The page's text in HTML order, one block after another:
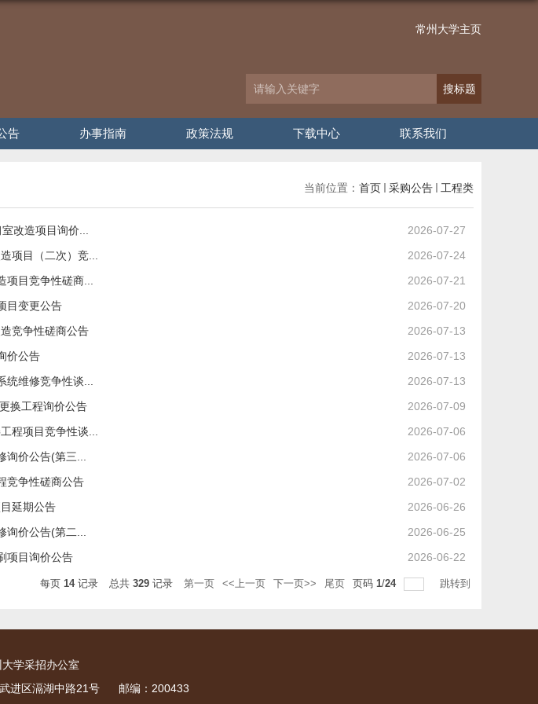
常州大学主页
告 办事指南 政策法规 下载中心 联系我们
当前位置： 首页 采购公告 工程类
改造项目询价...
2026-07-27
项目（二次）竞...
2026-07-24
目竞争性磋商...
2026-07-21
目变更公告
2026-07-20
竞争性磋商公告
2026-07-13
价公告
2026-07-13
维修竞争性谈...
2026-07-13
换工程询价公告
2026-07-09
程项目竞争性谈...
2026-07-06
价公告(第三...
2026-07-06
竞争性磋商公告
2026-07-02
延期公告
2026-06-26
价公告(第二...
2026-06-25
项目询价公告
2026-06-22
每页 14记录 总共 329 记录 第一页 <<上一页 下一页>> 尾页 页码 1/24 跳转到
学采招办公室
进区滆湖中路21号
邮编：200433